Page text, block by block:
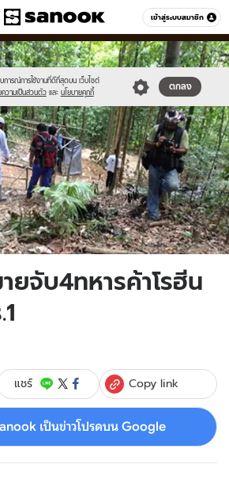
เข้าสู่ระบบสมาชิก
หมวดอื่นๆ
บการณ์การใช้งานที่ดีที่สุดบน เว็บไซต์
ความเป็นส่วนตัว และ นโยบายคุกกี้
ตกลง
logo-
1868862/647173-
ยจับ4ทหารค้าโรฮีน
แชร์ Copy link
เป็นข่าวโปรดบน Google